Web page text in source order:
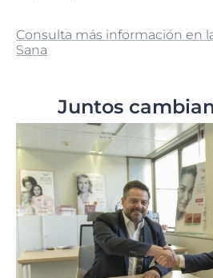
Consulta más información en
Sana
Juntos